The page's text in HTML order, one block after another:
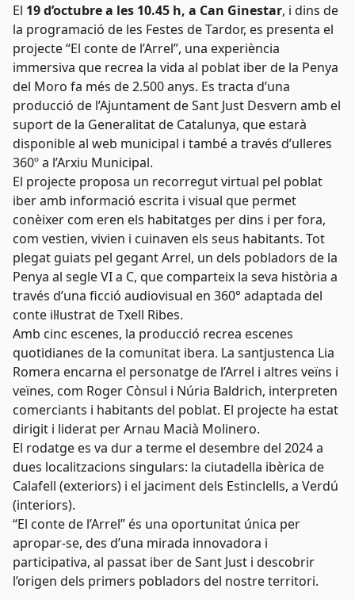
El 19 d’octubre a les 10.45 h, a Can Ginestar, i dins de
la programació de les Festes de Tardor, es presenta el
projecte “El conte de l’Arrel”, una experiència
immersiva que recrea la vida al poblat iber de la Penya
del Moro fa més de 2.500 anys. Es tracta d’una
producció de l’Ajuntament de Sant Just Desvern amb el
suport de la Generalitat de Catalunya, que estarà
disponible al web municipal i també a través d’ulleres
360º a l’Arxiu Municipal.
El projecte proposa un recorregut virtual pel poblat
iber amb informació escrita i visual que permet
conèixer com eren els habitatges per dins i per fora,
com vestien, vivien i cuinaven els seus habitants. Tot
plegat guiats pel gegant Arrel, un dels pobladors de la
Penya al segle VI a C, que comparteix la seva història a
través d’una ficció audiovisual en 360° adaptada del
conte il·lustrat de Txell Ribes.
Amb cinc escenes, la producció recrea escenes
quotidianes de la comunitat ibera. La santjustenca Lia
Romera encarna el personatge de l’Arrel i altres veïns i
veïnes, com Roger Cònsul i Núria Baldrich, interpreten
comerciants i habitants del poblat. El projecte ha estat
dirigit i liderat per Arnau Macià Molinero.
El rodatge es va dur a terme el desembre del 2024 a
dues localitzacions singulars: la ciutadella ibèrica de
Calafell (exteriors) i el jaciment dels Estinclells, a Verdú
(interiors).
“El conte de l’Arrel” és una oportunitat única per
apropar-se, des d’una mirada innovadora i
participativa, al passat iber de Sant Just i descobrir
l’origen dels primers pobladors del nostre territori.